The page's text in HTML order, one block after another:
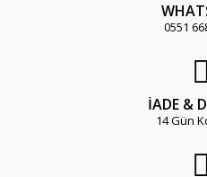
0551
İADE &
14 Gün